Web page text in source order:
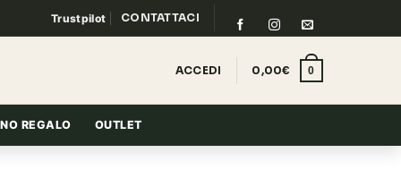
Trustpilot CONTATTACI
ACCEDI 0,00€ 0
REGALO OUTLET